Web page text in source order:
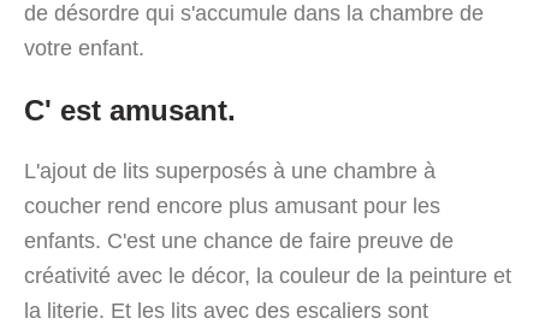
de désordre qui s'accumule dans la chambre de
votre enfant.
C' est amusant.
L'ajout de lits superposés à une chambre à
coucher rend encore plus amusant pour les
enfants. C'est une chance de faire preuve de
créativité avec le décor, la couleur de la peinture et
la literie. Et les lits avec des escaliers sont